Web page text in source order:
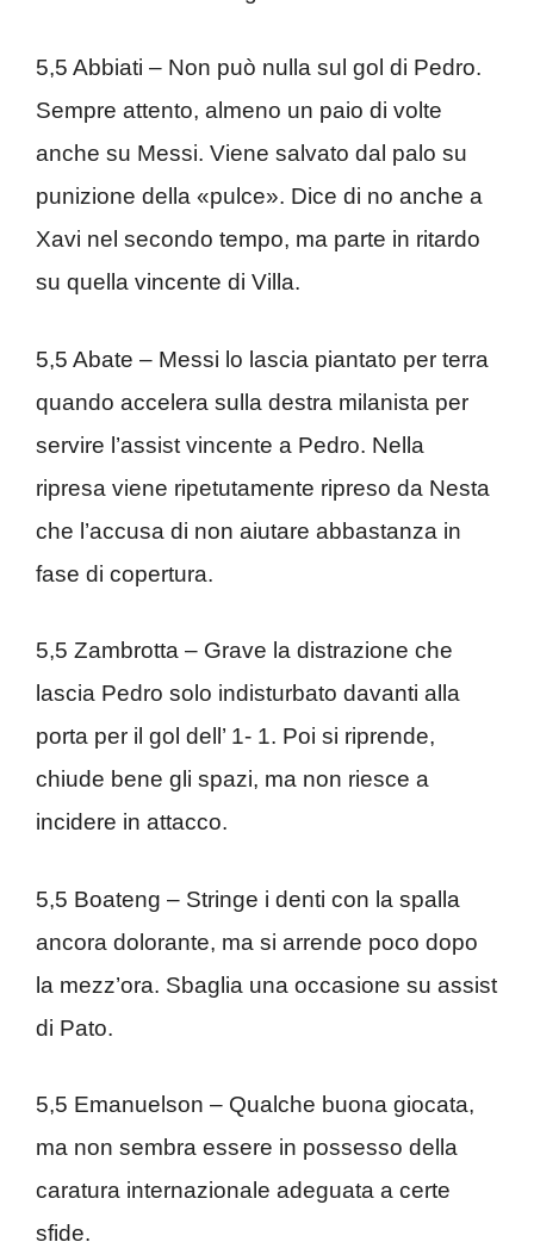
5,5 Abbiati – Non può nulla sul gol di Pedro.
Sempre attento, almeno un paio di volte
anche su Messi. Viene salvato dal palo su
punizione della «pulce». Dice di no anche a
Xavi nel secondo tempo, ma parte in ritardo
su quella vincente di Villa.
5,5 Abate – Messi lo lascia piantato per terra
quando accelera sulla destra milanista per
servire l’assist vincente a Pedro. Nella
ripresa viene ripetutamente ripreso da Nesta
che l’accusa di non aiutare abbastanza in
fase di copertura.
5,5 Zambrotta – Grave la distrazione che
lascia Pedro solo indisturbato davanti alla
porta per il gol dell’ 1- 1. Poi si riprende,
chiude bene gli spazi, ma non riesce a
incidere in attacco.
5,5 Boateng – Stringe i denti con la spalla
ancora dolorante, ma si arrende poco dopo
la mezz’ora. Sbaglia una occasione su assist
di Pato.
5,5 Emanuelson – Qualche buona giocata,
ma non sembra essere in possesso della
caratura internazionale adeguata a certe
sfide.